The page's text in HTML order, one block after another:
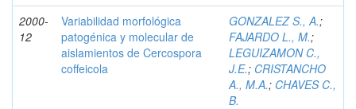
2000-
12
Variabilidad morfológica
patogénica y molecular de
aislamientos de Cercospora
coffeicola
GONZALEZ S., A.;
FAJARDO L., M.;
LEGUIZAMON C.,
J.E.; CRISTANCHO
A., M.A.; CHAVES C.,
B.